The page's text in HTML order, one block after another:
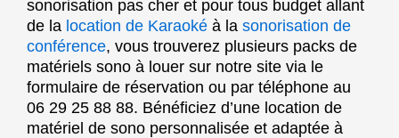
sonorisation pas cher et pour tous budget allant
de la location de Karaoké à la sonorisation de
conférence, vous trouverez plusieurs packs de
matériels sono à louer sur notre site via le
formulaire de réservation ou par téléphone au
06 29 25 88 88. Bénéficiez d’une location de
matériel de sono personnalisée et adaptée à